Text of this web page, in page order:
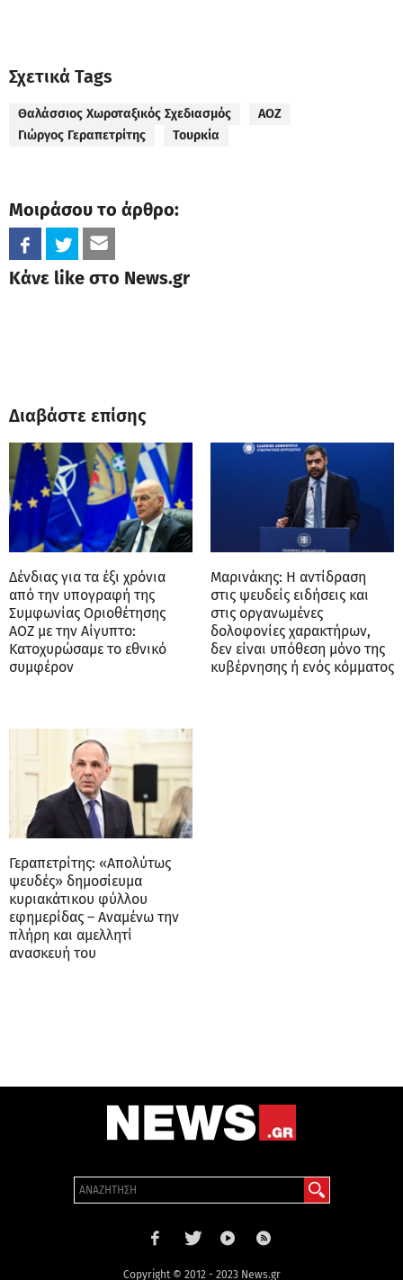
Σχετικά Tags
Θαλάσσιος Χωροταξικός Σχεδιασμός
ΑΟΖ
Γιώργος Γεραπετρίτης
Τουρκία
Μοιράσου το άρθρο:
Κάνε like στο News.gr
Διαβάστε επίσης
Δένδιας για τα έξι χρόνια
από την υπογραφή της
Συμφωνίας Οριοθέτησης
ΑΟΖ με την Αίγυπτο:
Κατοχυρώσαμε το εθνικό
συμφέρον
Μαρινάκης: Η αντίδραση
στις ψευδείς ειδήσεις και
στις οργανωμένες
δολοφονίες χαρακτήρων,
δεν είναι υπόθεση μόνο της
κυβέρνησης ή ενός κόμματος
Γεραπετρίτης: «Απολύτως
ψευδές» δημοσίευμα
κυριακάτικου φύλλου
εφημερίδας – Αναμένω την
πλήρη και αμελλητί
ανασκευή του
Copyright © 2012 - 2023 News.gr